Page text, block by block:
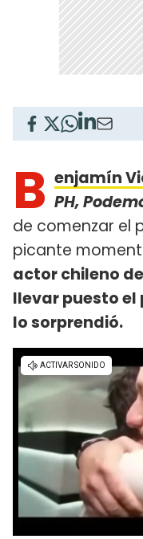
B enjamín
PH,
de comenzar el
picante
actor chileno
llevar puesto
lo sorprendió.